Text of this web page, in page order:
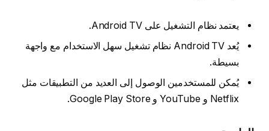
يعتمد نظام التشغيل على Android TV.
يُعد Android TV نظام تشغيل سهل الاستخدام مع واجهة
بسيطة.
يُمكن للمستخدمين الوصول إلى العديد من التطبيقات مثل
Netflix و YouTube و Google Play Store.